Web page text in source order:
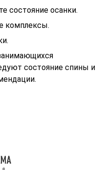
состояние осанки.
комплексы.
состояние спины и
которая не принесёт